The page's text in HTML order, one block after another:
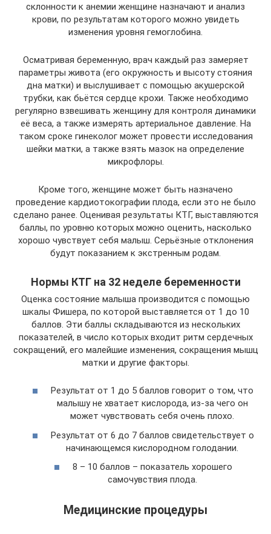
склонности к анемии женщине назначают и анализ
крови, по результатам которого можно увидеть
изменения уровня гемоглобина.
Осматривая беременную, врач каждый раз замеряет
параметры живота (его окружность и высоту стояния
дна матки) и выслушивает с помощью акушерской
трубки, как бьётся сердце крохи. Также необходимо
регулярно взвешивать женщину для контроля динамики
её веса, а также измерять артериальное давление. На
таком сроке гинеколог может провести исследования
шейки матки, а также взять мазок на определение
микрофлоры.
Кроме того, женщине может быть назначено
проведение кардиотокографии плода, если это не было
сделано ранее. Оценивая результаты КТГ, выставляются
баллы, по уровню которых можно оценить, насколько
хорошо чувствует себя малыш. Серьёзные отклонения
будут показанием к экстренным родам.
Нормы КТГ на 32 неделе беременности
Оценка состояние малыша производится с помощью
шкалы Фишера, по которой выставляется от 1 до 10
баллов. Эти баллы складываются из нескольких
показателей, в число которых входит ритм сердечных
сокращений, его малейшие изменения, сокращения мышц
матки и другие факторы.
Результат от 1 до 5 баллов говорит о том, что
малышу не хватает кислорода, из-за чего он
может чувствовать себя очень плохо.
Результат от 6 до 7 баллов свидетельствует о
начинающемся кислородном голодании.
8 – 10 баллов – показатель хорошего
самочувствия плода.
Медицинские процедуры